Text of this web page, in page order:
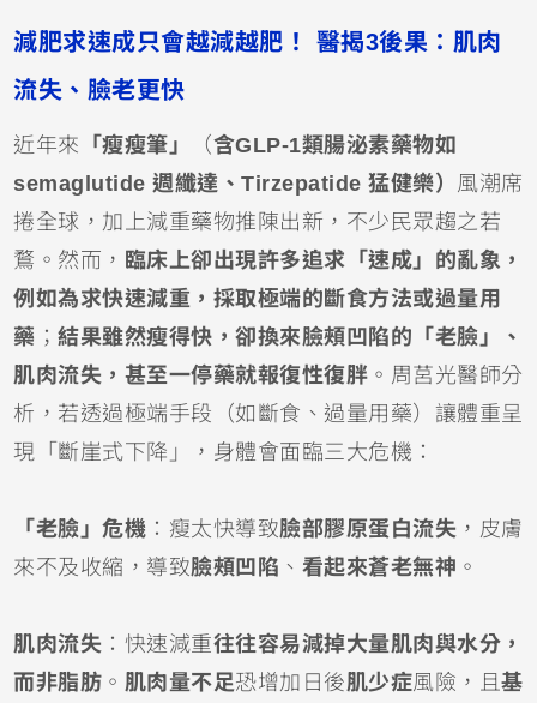
減肥求速成只會越減越肥！ 醫揭3後果：肌肉
流失、臉老更快
近年來 「瘦瘦筆」 （含GLP-1類腸泌素藥物如
semaglutide 週纖達、Tirzepatide 猛健樂） 風潮席
捲全球，加上減重藥物推陳出新，不少民眾趨之若
鶩。然而， 臨床上卻出現許多追求「速成」的亂象，
例如為求快速減重，採取極端的斷食方法或過量用
藥 ；結果雖然瘦得快，卻換來臉頰凹陷的「老臉」、
肌肉流失，甚至一停藥就報復性復胖 。周莒光醫師分
析，若透過極端手段（如斷食、過量用藥）讓體重呈
現「斷崖式下降」，身體會面臨三大危機：
「老臉」危機 ：瘦太快導致臉部膠原蛋白流失 ，皮膚
來不及收縮，導致臉頰凹陷 、 看起來蒼老無神 。
肌肉流失 ：快速減重往往容易減掉大量肌肉與水分，
而非脂肪 。 肌肉量不足恐增加日後肌少症風險，且基